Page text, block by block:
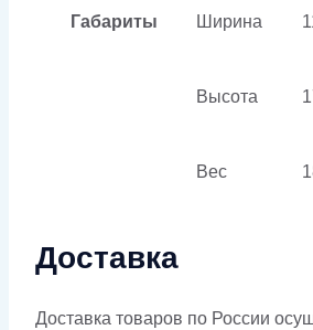
Габариты Ширина
Высота
Вес
Доставка
Доставка товаров по России